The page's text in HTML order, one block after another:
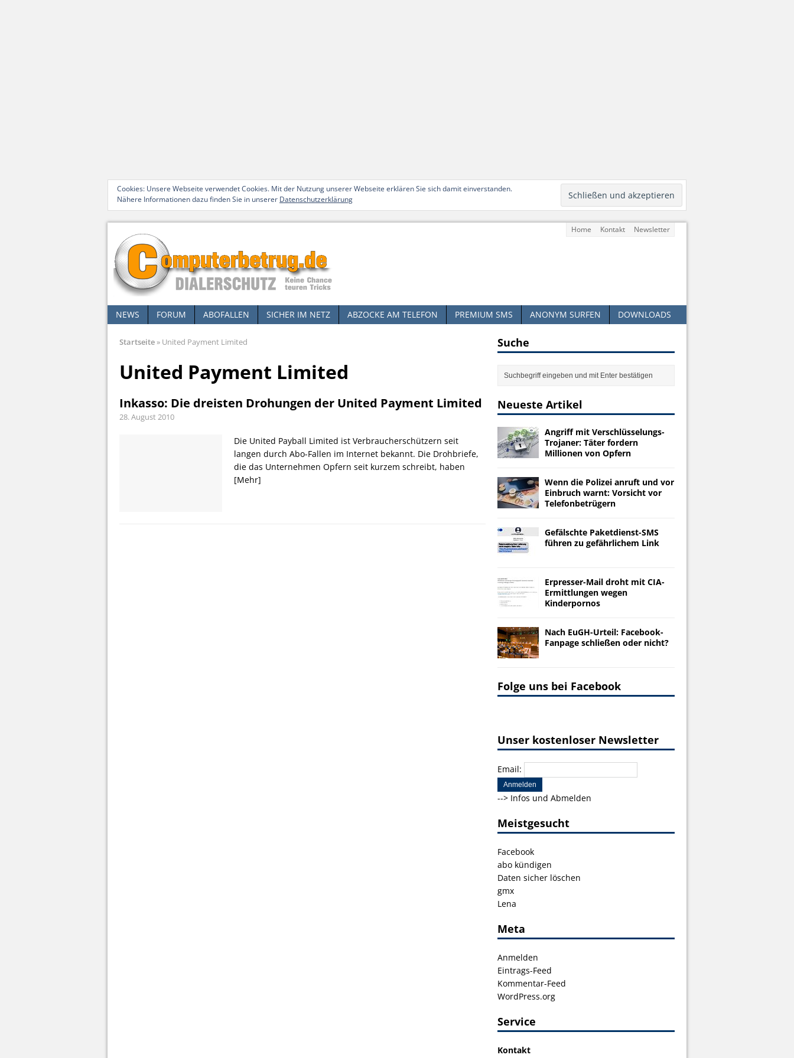
Cookies: Unsere Webseite verwendet Cookies. Mit der Nutzung unserer Webseite erklären Sie sich damit einverstanden.
Nähere Informationen dazu finden Sie in unserer Datenschutzerklärung
Home Kontakt Newsletter
NEWS FORUM ABOFALLEN SICHER IM NETZ ABZOCKE AM TELEFON PREMIUM SMS ANONYM SURFEN DOWNLOADS
Startseite» United Payment Limited
United Payment Limited
Inkasso: Die dreisten Drohungen der United Payment Limited
28. August 2010
Die United Payball Limited ist Verbraucherschützern seit
langen durch Abo-Fallen im Internet bekannt. Die Drohbriefe,
die das Unternehmen Opfern seit kurzem schreibt, haben
[Mehr]
Suche
Neueste Artikel
Angriff mit Verschlüsselungs-
Trojaner: Täter fordern
Millionen von Opfern
Wenn die Polizei anruft und vor
Einbruch warnt: Vorsicht vor
Telefonbetrügern
Gefälschte Paketdienst-SMS
führen zu gefährlichem Link
Erpresser-Mail droht mit CIA-
Ermittlungen wegen
Kinderpornos
Nach EuGH-Urteil: Facebook-
Fanpage schließen oder nicht?
Folge uns bei Facebook
Unser kostenloser Newsletter
Email:
--> Infos und Abmelden
Meistgesucht
Facebook
abo kündigen
Daten sicher löschen
gmx
Lena
Meta
Anmelden
Eintrags-Feed
Kommentar-Feed
WordPress.org
Service
Kontakt